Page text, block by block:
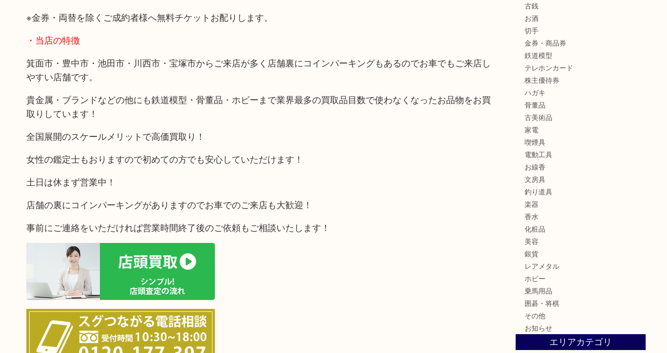
※金券・両替を除くご成約者様へ無料チケットお配りします。
・当店の特徴
箕面市・豊中市・池田市・川西市・宝塚市からご来店が多く店舗裏にコインパーキングもあるのでお車でもご来店し
やすい店舗です。
貴金属・ブランドなどの他にも鉄道模型・骨董品・ホビーまで業界最多の買取品目数で使わなくなったお品物をお買
取りしています！
全国展開のスケールメリットで高価買取り！
女性の鑑定士もおりますので初めての方でも安心していただけます！
土日は休まず営業中！
店舗の裏にコインパーキングがありますのでお車でのご来店も大歓迎！
事前にご連絡をいただければ営業時間終了後のご依頼もご相談いたします！
古銭
お酒
切手
金券・商品券
鉄道模型
テレホンカード
株主優待券
ハガキ
骨董品
古美術品
家電
喫煙具
電動工具
お線香
文房具
釣り道具
楽器
香水
化粧品
美容
銀貨
レアメタル
ホビー
乗馬用品
囲碁・将棋
その他
お知らせ
エリアカテゴリ